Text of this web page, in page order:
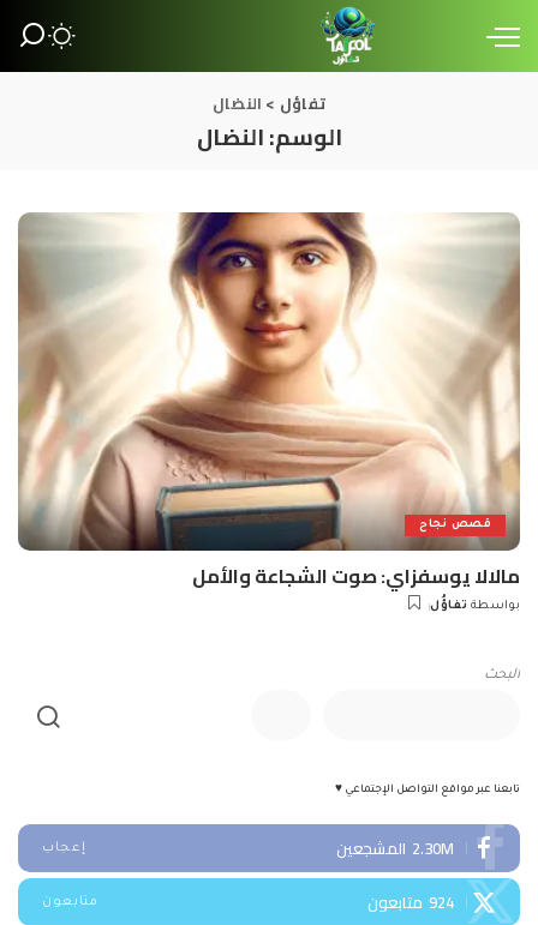
تفاؤل > النضال
الوسم:النضال
قصص نجاح
مالالا يوسفزاي: صوت الشجاعة والأمل
بواسطة تفاؤُل
البحث
تابعنا عبر مواقع التواصل الإجتماعي ♥
2.30M المشجعين إعجاب
924 متابعون متابعون